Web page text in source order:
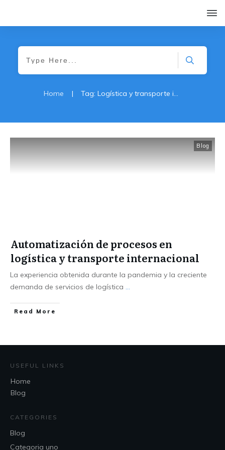
Home | Tag: Logística y transporte internacional
Blog
Automatización de procesos en
logística y transporte internacional
La experiencia obtenida durante la pandemia y la creciente
demanda de servicios de logística ...
Read More
USEFUL LINKS
Home
Blog
CATEGORIES
Blog
Categoria uno